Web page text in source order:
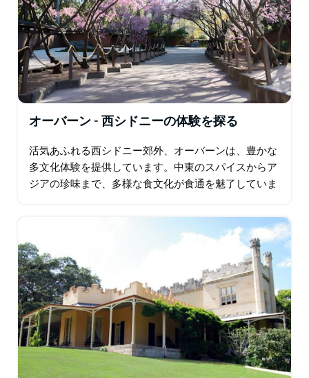
オーバーン - 西シドニーの体験を探る
活気あふれる西シドニー郊外、オーバーンは、豊かな
多文化体験を提供しています。中東のスパイスからア
ジアの珍味まで、多様な食文化が食通を魅了していま
庭園は桜の季節に美しく輝きます。オーバーン・ガリ